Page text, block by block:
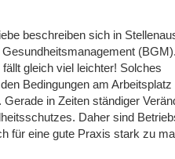
beschreiben sich in
gleich viel leichter! Solches
Bedingungen am
in Zeiten ständiger
Daher sind
für eine gute Praxis stark zu